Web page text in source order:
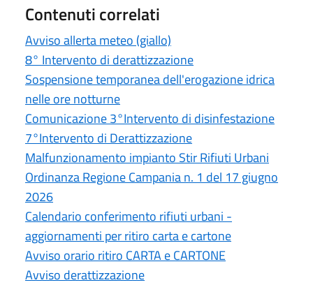
Contenuti correlati
Avviso allerta meteo (giallo)
8° Intervento di derattizzazione
Sospensione temporanea dell'erogazione idrica
nelle ore notturne
Comunicazione 3°Intervento di disinfestazione
7°Intervento di Derattizzazione
Malfunzionamento impianto Stir Rifiuti Urbani
Ordinanza Regione Campania n. 1 del 17 giugno
2026
Calendario conferimento rifiuti urbani -
aggiornamenti per ritiro carta e cartone
Avviso orario ritiro CARTA e CARTONE
Avviso derattizzazione